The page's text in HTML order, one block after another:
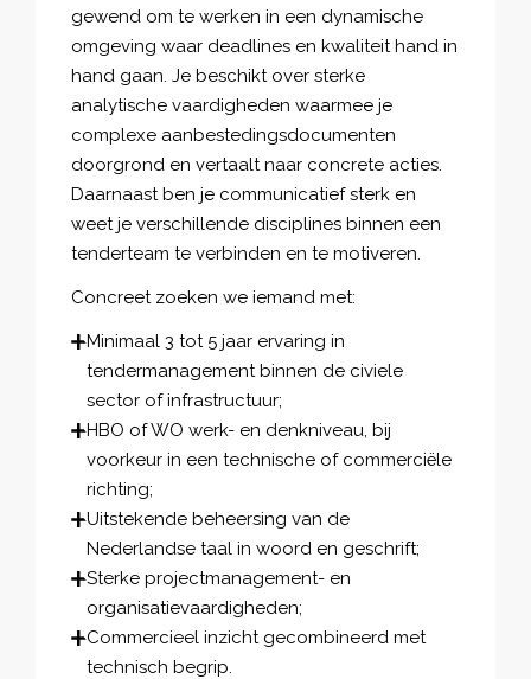
gewend om te werken in een dynamische
omgeving waar deadlines en kwaliteit hand in
hand gaan. Je beschikt over sterke
analytische vaardigheden waarmee je
complexe aanbestedingsdocumenten
doorgrond en vertaalt naar concrete acties.
Daarnaast ben je communicatief sterk en
weet je verschillende disciplines binnen een
tenderteam te verbinden en te motiveren.
Concreet zoeken we iemand met:
Minimaal 3 tot 5 jaar ervaring in
tendermanagement binnen de civiele
sector of infrastructuur;
HBO of WO werk- en denkniveau, bij
voorkeur in een technische of commerciële
richting;
Uitstekende beheersing van de
Nederlandse taal in woord en geschrift;
Sterke projectmanagement- en
organisatievaardigheden;
Commercieel inzicht gecombineerd met
technisch begrip.